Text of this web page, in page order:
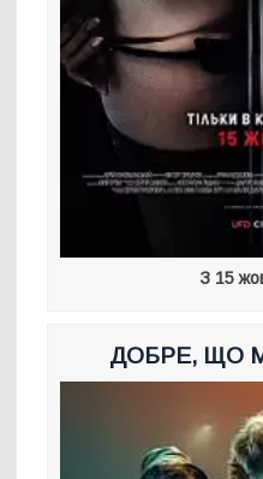
З 15
ДОБРЕ, ЩО